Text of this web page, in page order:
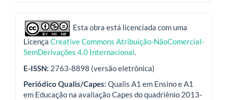
indexadoresEsta obra está licenciada com uma
Licença Creative Commons Atribuição-NãoComercial-
SemDerivações 4.0 Internacional.
E-ISSN: 2763-8898 (versão eletrônica)
Periódico Qualis/Capes: Qualis A1 em Ensino e A1
em Educação na avaliação Capes do quadriênio 2013-